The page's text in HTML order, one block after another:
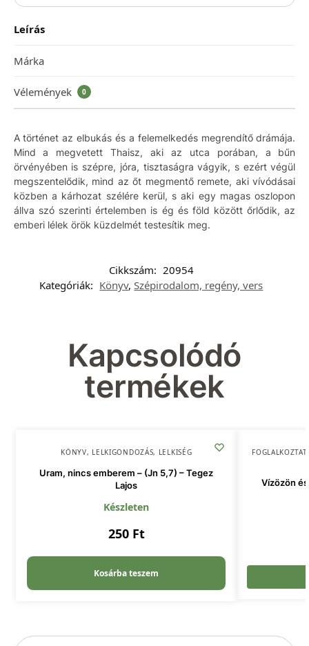
Leírás
Márka
Vélemények 0
A történet az elbukás és a felemelkedés megrendítő drámája.
Mind a megvetett Thaisz, aki az utca porában, a bűn
örvényében is szépre, jóra, tisztaságra vágyik, s ezért végül
megszentelődik, mind az őt megmentő remete, aki vívódásai
közben a kárhozat szélére kerül, s aki egy magas oszlopon
állva szó szerinti értelemben is ég és föld között őrlődik, az
emberi lélek örök küzdelmét testesítik meg.
Cikkszám: 20954
Kategóriák: Könyv,Szépirodalom, regény, vers
Kapcsolódó
termékek
KÖNYV, LELKIGONDOZÁS, LELKISÉG
Uram, nincs emberem – (Jn 5,7) – Tegez
Lajos
Készleten
250 Ft
Kosárba teszem
Vízözön